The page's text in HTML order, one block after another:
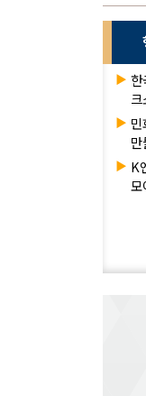
▶ 한
▶
만
▶ K
모